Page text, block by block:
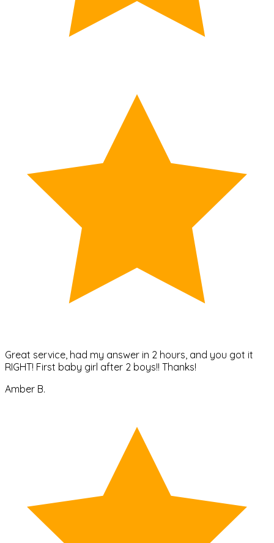
Great service, had my answer in 2 hours, and you got it
RIGHT! First baby girl after 2 boys!! Thanks!
Amber B.